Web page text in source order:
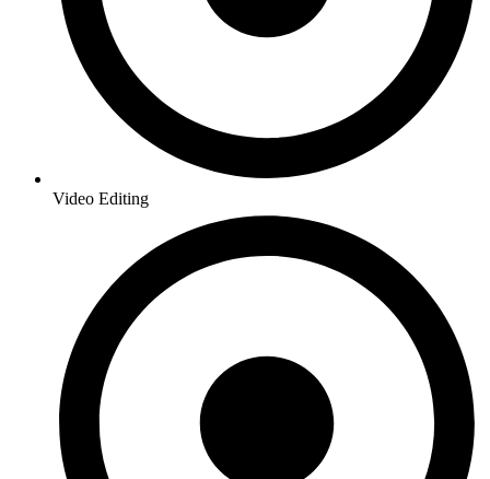
Video Editing